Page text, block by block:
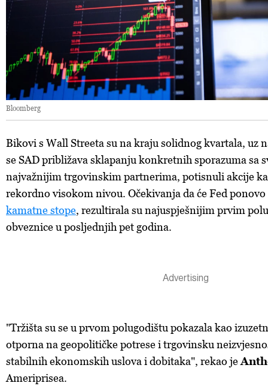
Bloomberg
Bikovi s Wall Streeta su na kraju solidnog kvartala, uz
se SAD približava sklapanju konkretnih sporazuma sa
najvažnijim trgovinskim partnerima, potisnuli akcije ka
rekordno visokom nivou. Očekivanja da će Fed
kamatne stope, rezultirala su najuspješnijim prvim
obveznice u posljednjih pet godina.
"Tržišta su se u prvom polugodištu pokazala kao
otporna na geopolitičke potrese i trgovinsku
stabilnih ekonomskih uslova i dobitaka", rekao je
Ameriprisea.